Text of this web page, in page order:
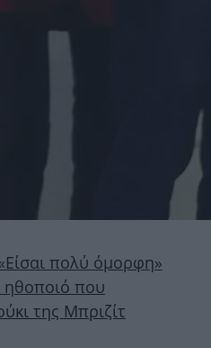
πολύ όμορφη»
ηθοποιό που
της Μπριζίτ